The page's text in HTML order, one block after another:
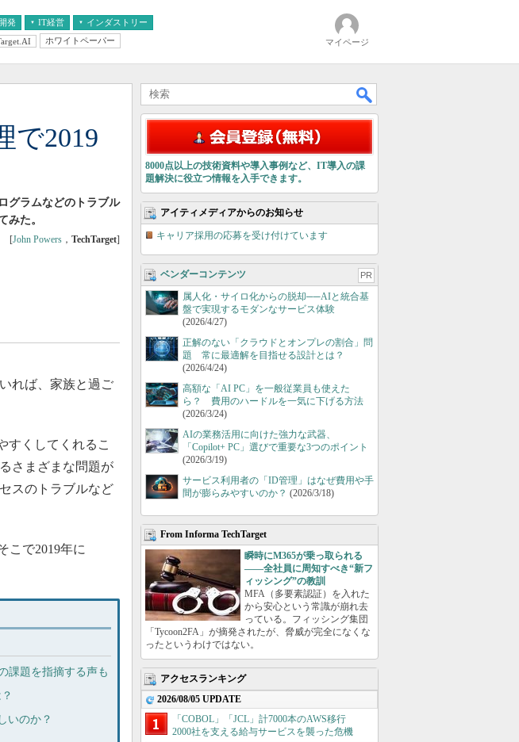
発 IT経営 インダストリー
ホワイトペーパー マイページ
で2019
グラムなどのトラブル
みた。
[John Powers ， TechTarget]
れば、家族と過ご
すくしてくれるこ
さまざまな問題が
スのトラブルなど
こで2019年に
課題を指摘する声も
いのか？
8000点以上の技術資料や導入事例など、IT導入の課
題解決に役立つ情報を入手できます。
アイティメディアからのお知らせ
キャリア採用の応募を受け付けています
ベンダーコンテンツ PR
属人化・サイロ化からの脱却──AIと統合基
盤で実現するモダンなサービス体験
(2026/4/27)
正解のない「クラウドとオンプレの割合」問
題 常に最適解を目指せる設計とは？
(2026/4/24)
高額な「AI PC」を一般従業員も使えた
ら？ 費用のハードルを一気に下げる方法
(2026/3/24)
AIの業務活用に向けた強力な武器、
「Copilot+ PC」選びで重要な3つのポイント
(2026/3/19)
サービス利用者の「ID管理」はなぜ費用や手
間が膨らみやすいのか？ (2026/3/18)
From Informa TechTarget
瞬時にM365が乗っ取られる
――全社員に周知すべき“新フ
ィッシング”の教訓
MFA（多要素認証）を入れた
から安心という常識が崩れ去
っている。フィッシング集団
「Tycoon2FA」が摘発されたが、脅威が完全になくな
ったというわけではない。
アクセスランキング
2026/08/05 UPDATE
「COBOL」「JCL」計7000本のAWS移行
2000社を支える給与サービスを襲った危機